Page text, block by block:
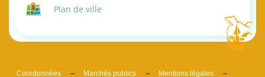
Plan de ville
Coordonnées Marchés publics Mentions légales